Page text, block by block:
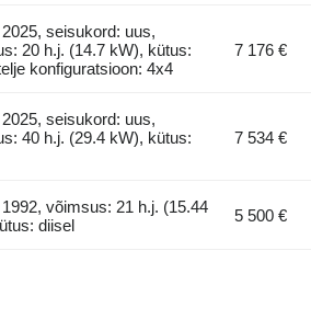
seisukord: uus,
20 h.j. (14.7 kW), kütus:
konfiguratsioon: 4x4
7 176 €
seisukord: uus,
40 h.j. (29.4 kW), kütus:
7 534 €
võimsus: 21 h.j. (15.44
diisel
5 500 €